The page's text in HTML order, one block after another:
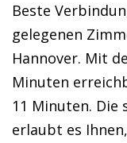
Beste
gelegenen
Hannover. Mit
Minuten
11 Minuten. Die
erlaubt es